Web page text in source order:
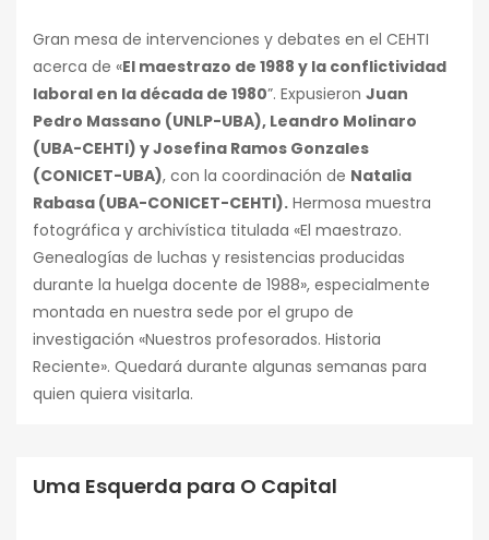
Gran mesa de intervenciones y debates en el CEHTI
acerca de «El maestrazo de 1988 y la conflictividad
laboral en la década de 1980”. Expusieron Juan
Pedro Massano (UNLP-UBA), Leandro Molinaro
(UBA-CEHTI) y Josefina Ramos Gonzales
(CONICET-UBA), con la coordinación de Natalia
Rabasa (UBA-CONICET-CEHTI). Hermosa muestra
fotográfica y archivística titulada «El maestrazo.
Genealogías de luchas y resistencias producidas
durante la huelga docente de 1988», especialmente
montada en nuestra sede por el grupo de
investigación «Nuestros profesorados. Historia
Reciente». Quedará durante algunas semanas para
quien quiera visitarla.
Conferencias
Uma Esquerda para O Capital